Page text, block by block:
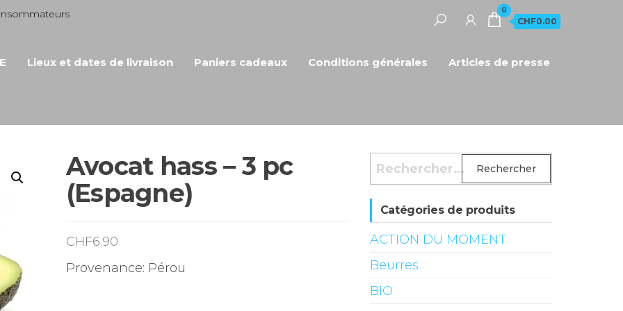
0
CHF0.00
Lieux et dates de livraison Paniers cadeaux Conditions générales Articles de presse
Avocat hass – 3 pc
(Espagne)
CHF6.90
Provenance: Pérou
Rechercher :
Catégories de produits
ACTION DU MOMENT
Beurres
BIO